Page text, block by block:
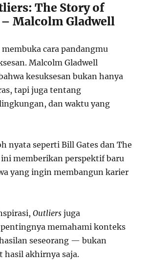
The Story of
– Malcolm Gladwell
cara pandangmu
Malcolm Gladwell
kesuksesan bukan hanya
tapi juga tentang
dan waktu yang
nyata seperti Bill Gates dan The
ini memberikan perspektif baru
yang ingin membangun karier
Outliers juga
memahami konteks
seseorang — bukan
hasil akhirnya saja.